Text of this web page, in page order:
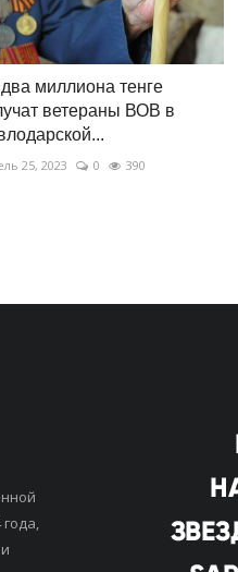
миллиона тенге
ветераны ВОВ в
25, 2023 0 390